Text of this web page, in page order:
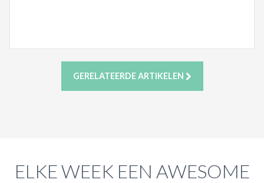
GERELATEERDE ARTIKELEN
ELKE WEEK EEN AWESOME